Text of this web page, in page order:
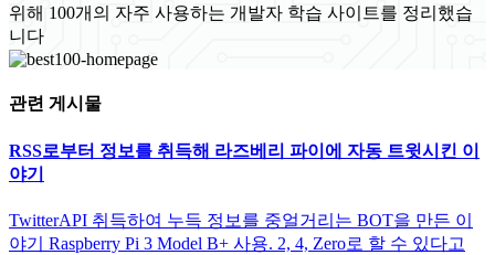
위해 100개의 자주 사용하는 개발자 학습 사이트를 정리했습
니다
관련 게시물
RSS로부터 정보를 취득해 라즈베리 파이에 자동 트윗시킨 이
야기
TwitterAPI 취득하여 누득 정보를 중얼거리는 BOT을 만든 이
야기 Raspberry Pi 3 Model B+ 사용. 2, 4, Zero로 할 수 있다고